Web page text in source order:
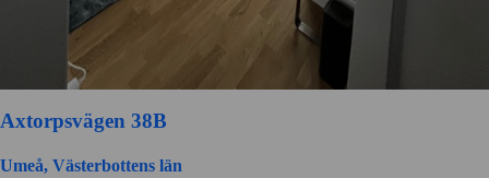
Axtorpsvägen 38B
Umeå, Västerbottens län